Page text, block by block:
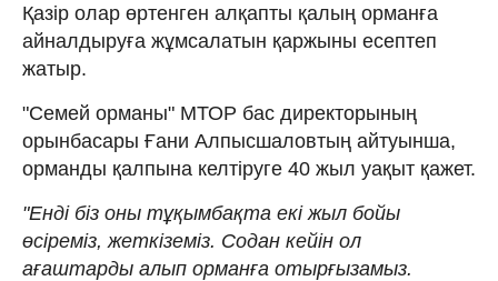
Қазір олар өртенген алқапты қалың орманға
айналдыруға жұмсалатын қаржыны есептеп
жатыр.
"Семей орманы" МТОР бас директорының
орынбасары Ғани Алпысшаловтың айтуынша,
орманды қалпына келтіруге 40 жыл уақыт қажет.
"Енді біз оны тұқымбақта екі жыл бойы
өсіреміз, жеткіземіз. Содан кейін ол
ағаштарды алып орманға отырғызамыз.